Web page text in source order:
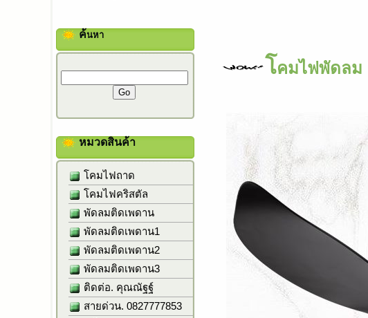
ค้นหา
หมวดสินค้า
โคมไฟถาด
โคมไฟคริสตัล
พัดลมติดเพดาน
พัดลมติดเพดาน1
พัดลมติดเพดาน2
พัดลมติดเพดาน3
ติดต่อ. คุณณัฐฐ์
สายด่วน. 0827777853
โคมไฟพัดลม